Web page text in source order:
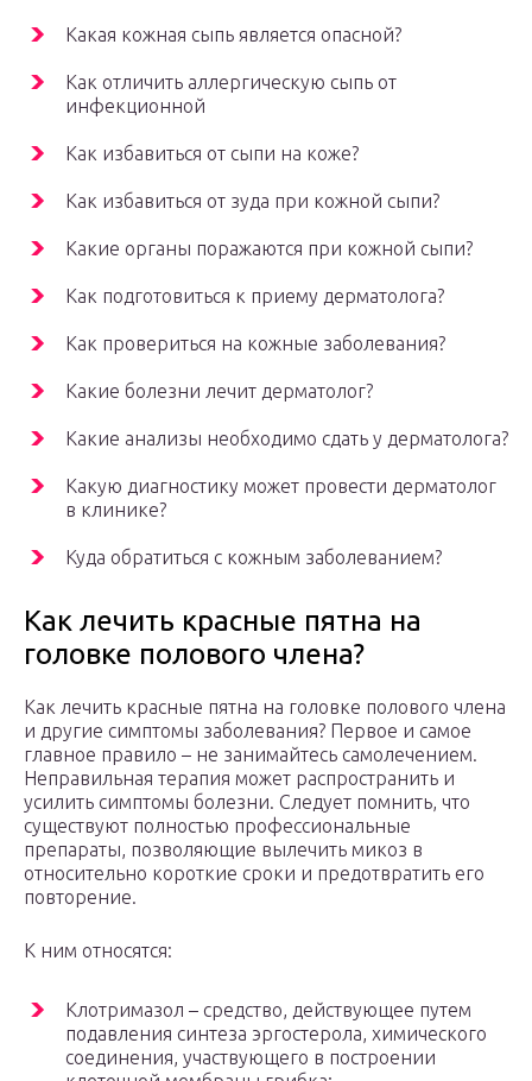
Какая кожная сыпь является опасной?
Как отличить аллергическую сыпь от
инфекционной
Как избавиться от сыпи на коже?
Как избавиться от зуда при кожной сыпи?
Какие органы поражаются при кожной сыпи?
Как подготовиться к приему дерматолога?
Как провериться на кожные заболевания?
Какие болезни лечит дерматолог?
Какие анализы необходимо сдать у дерматолога?
Какую диагностику может провести дерматолог
в клинике?
Куда обратиться с кожным заболеванием?
Как лечить красные пятна на
головке полового члена?
Как лечить красные пятна на головке полового члена
и другие симптомы заболевания? Первое и самое
главное правило – не занимайтесь самолечением.
Неправильная терапия может распространить и
усилить симптомы болезни. Следует помнить, что
существуют полностью профессиональные
препараты, позволяющие вылечить микоз в
относительно короткие сроки и предотвратить его
повторение.
К ним относятся:
Клотримазол – средство, действующее путем
подавления синтеза эргостерола, химического
соединения, участвующего в построении